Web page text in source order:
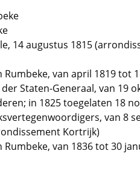
14 augustus 1815
van april 1819 tot
Staten-Generaal, van 19
in 1825 toegelaten 18
van 8
Kortrijk)
van 1836 tot 30